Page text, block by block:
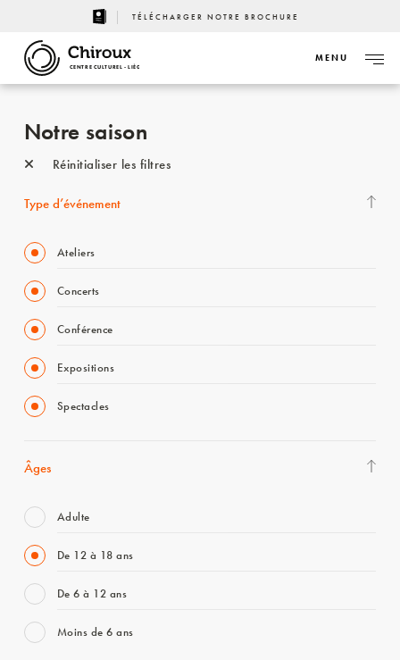
TÉLÉCHARGER NOTRE BROCHURE
CENTRE CULTUREL - LIÈGE
MENU
Notre saison
Réinitialiser les filtres
Type d’événement
Ateliers
Concerts
Conférence
Expositions
Spectacles
Âges
Adulte
De 12 à 18 ans
De 6 à 12 ans
Moins de 6 ans